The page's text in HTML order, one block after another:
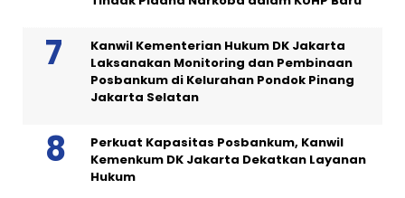
Kanwil Kementerian Hukum DK Jakarta
Laksanakan Monitoring dan Pembinaan
Posbankum di Kelurahan Pondok Pinang
Jakarta Selatan
Perkuat Kapasitas Posbankum, Kanwil
Kemenkum DK Jakarta Dekatkan Layanan
Hukum